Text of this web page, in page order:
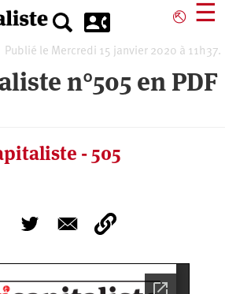
⎋ ☰
Publié le Mercredi 15 janvier 2020 à 11h37.
n°505 en PDF
- 505